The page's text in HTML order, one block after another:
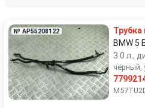
№ AP55208122
Трубка
BMW 5
3.0 л.,
чёрный,